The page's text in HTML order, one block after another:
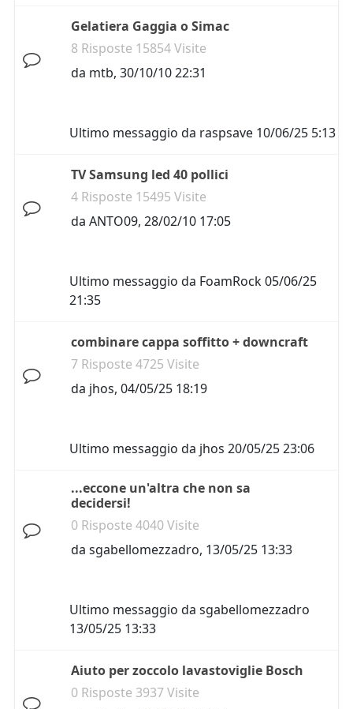
Gelatiera Gaggia o Simac
8 Risposte 15854 Visite
da mtb, 30/10/10 22:31
Ultimo messaggio da raspsave 10/06/25 5:13
TV Samsung led 40 pollici
4 Risposte 15495 Visite
da ANTO09, 28/02/10 17:05
Ultimo messaggio da FoamRock05/06/25
21:35
combinare cappa soffitto + downcraft
7 Risposte 4725 Visite
da jhos, 04/05/25 18:19
Ultimo messaggio da jhos 20/05/25 23:06
...eccone un'altra che non sa
decidersi!
0 Risposte 4040 Visite
da sgabellomezzadro, 13/05/25 13:33
Ultimo messaggio da sgabellomezzadro
13/05/25 13:33
Aiuto per zoccolo lavastoviglie Bosch
0 Risposte 3937 Visite